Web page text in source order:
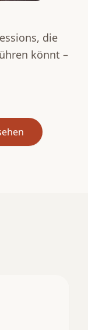
die
könnt –